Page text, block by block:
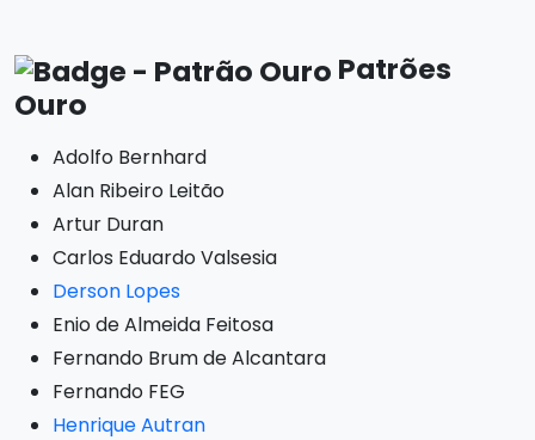
Patrões
Ouro
Adolfo Bernhard
Alan Ribeiro Leitão
Artur Duran
Carlos Eduardo Valsesia
Derson Lopes
Enio de Almeida Feitosa
Fernando Brum de Alcantara
Fernando FEG
Henrique Autran